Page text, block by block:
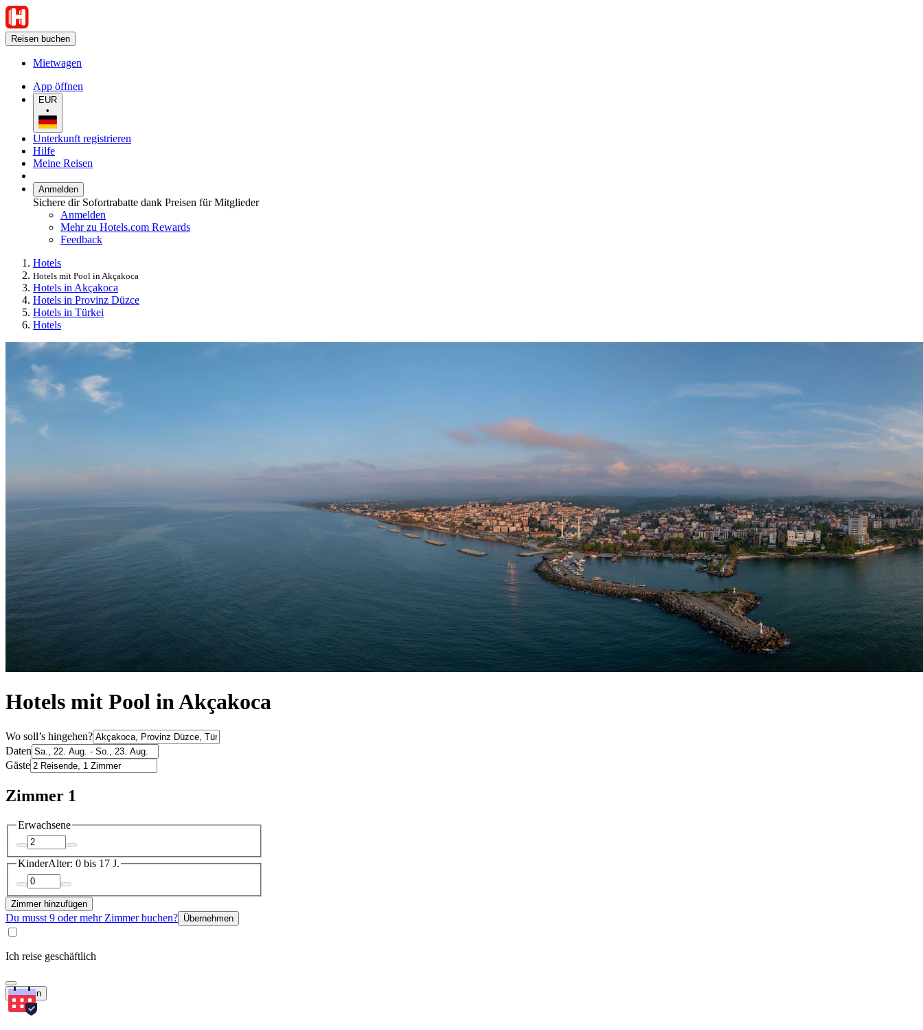
Reisen buchen
Mietwagen
App öffnen
EUR
•
Unterkunft registrieren
Hilfe
Meine Reisen
Anmelden
Sichere dir Sofortrabatte dank Preisen für Mitglieder
Anmelden
Mehr zu Hotels.com Rewards
Feedback
Hotels
Hotels mit Pool in Akçakoca
Hotels in Akçakoca
Hotels in Provinz Düzce
Hotels in Türkei
Hotels
Hotels mit Pool in Akçakoca
Wo soll’s hingehen?
Daten
Gäste
Zimmer 1
Erwachsene
KinderAlter: 0 bis 17 J.
Zimmer hinzufügen
Du musst 9 oder mehr Zimmer buchen? Übernehmen
Ich reise geschäftlich
Suchen